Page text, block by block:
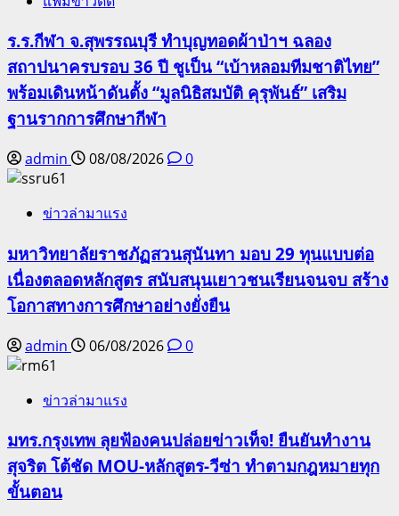
ร.ร.กีฬา จ.สุพรรณบุรี ทำบุญทอดผ้าป่าฯ ฉลอง
สถาปนาครบรอบ 36 ปี ชูเป็น “เบ้าหลอมทีมชาติไทย”
พร้อมเดินหน้าดันตั้ง “มูลนิธิสมบัติ คุรุพันธ์” เสริม
ฐานรากการศึกษากีฬา
admin 08/08/2026 0
ข่าวล่ามาแรง
มหาวิทยาลัยราชภัฏสวนสุนันทา มอบ 29 ทุนแบบต่อ
เนื่องตลอดหลักสูตร สนับสนุนเยาวชนเรียนจนจบ สร้าง
โอกาสทางการศึกษาอย่างยั่งยืน
admin 06/08/2026 0
ข่าวล่ามาแรง
มทร.กรุงเทพ ลุยฟ้องคนปล่อยข่าวเท็จ! ยืนยันทำงาน
สุจริต โต้ชัด MOU-หลักสูตร-วีซ่า ทำตามกฎหมายทุก
ขั้นตอน